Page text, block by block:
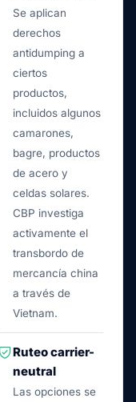
Se aplican
derechos
antidumping a
ciertos
productos,
incluidos algunos
camarones,
bagre, productos
de acero y
celdas solares.
CBP investiga
activamente el
transbordo de
mercancía china
a través de
Vietnam.
Ruteo carrier-
neutral
Las opciones se